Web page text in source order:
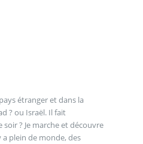
étranger et dans la
? ou Israël. Il fait
? Je marche et découvre
plein de monde, des